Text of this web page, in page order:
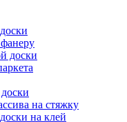
доски
на стяжку
на клей